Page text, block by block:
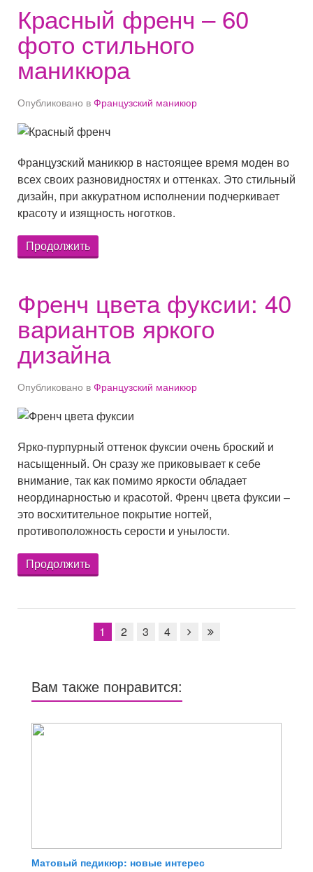
Красный френч – 60
фото стильного
маникюра
Опубликовано в Французский маникюр
Французский маникюр в настоящее время моден во
всех своих разновидностях и оттенках. Это стильный
дизайн, при аккуратном исполнении подчеркивает
красоту и изящность ноготков.
Продолжить
Френч цвета фуксии: 40
вариантов яркого
дизайна
Опубликовано в Французский маникюр
Ярко-пурпурный оттенок фуксии очень броский и
насыщенный. Он сразу же приковывает к себе
внимание, так как помимо яркости обладает
неординарностью и красотой. Френч цвета фуксии –
это восхитительное покрытие ногтей,
противоположность серости и унылости.
Продолжить
1 2 3 4
Вам также понравится:
Матовый педикюр: новые интерес